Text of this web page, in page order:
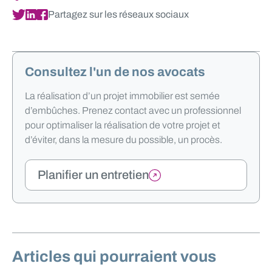
Partagez sur les réseaux sociaux
Consultez l'un de nos avocats
La réalisation d’un projet immobilier est semée
d’embûches. Prenez contact avec un professionnel
pour optimaliser la réalisation de votre projet et
d’éviter, dans la mesure du possible, un procès.
Planifier un entretien
Articles qui pourraient vous